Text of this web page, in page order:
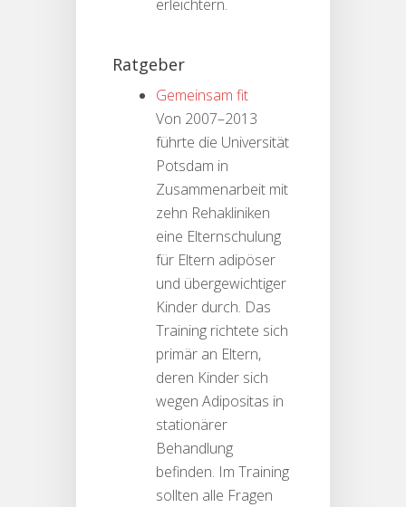
erleichtern.
Ratgeber
Gemeinsam fit
Von 2007–2013
führte die Universität
Potsdam in
Zusammenarbeit mit
zehn Rehakliniken
eine Elternschulung
für Eltern adipöser
und übergewichtiger
Kinder durch. Das
Training richtete sich
primär an Eltern,
deren Kinder sich
wegen Adipositas in
stationärer
Behandlung
befinden. Im Training
sollten alle Fragen